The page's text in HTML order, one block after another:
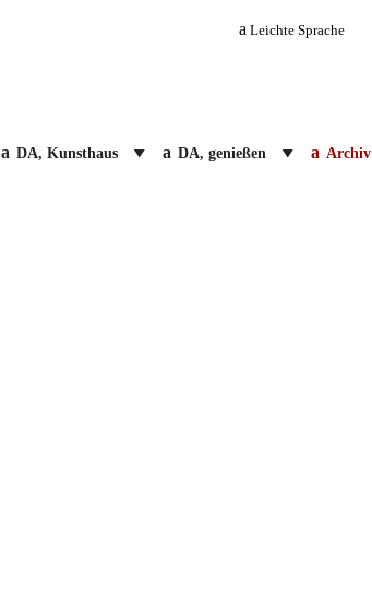
Leichte Sprache
DA, Kunsthaus DA, genießen Archiv